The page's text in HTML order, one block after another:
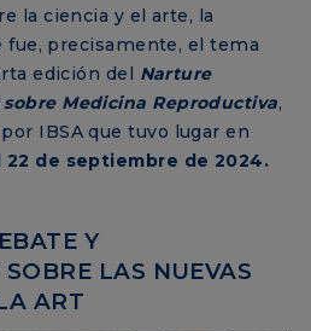
la ciencia y el arte, la
fue, precisamente, el tema
edición del Narture
Medicina Reproductiva,
IBSA que tuvo lugar en
22 de septiembre de 2024.
Y
LAS NUEVAS
ART